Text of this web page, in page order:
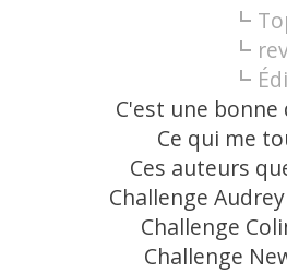
C'est une
Ce qui me
Ces auteurs
Challenge
Challenge
Challenge